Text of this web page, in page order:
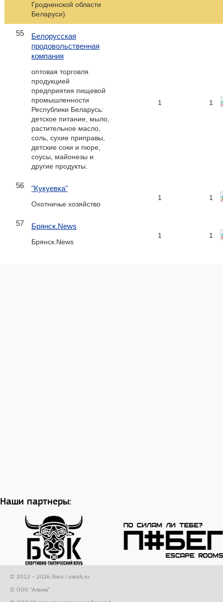
Гродненской области
Беларуси)
55
Белорусская
продовольственная
компания
оптовая торговля
продукцией
предприятия пищевой
промышленности
Республики Беларусь:
детское питание, мыло,
растительное масло,
соль, сухие приправы,
детские соки и пюре,
соусы, майонезы и
другие продукты.
1 1
56 "Кукуевка"
Охотничье хозяйство
1 1
57 Брянск.News
Брянск.News
1 1
Наши партнеры:
© 2012 – 2026 Янск / yansk.ru
© ООО "Альма"